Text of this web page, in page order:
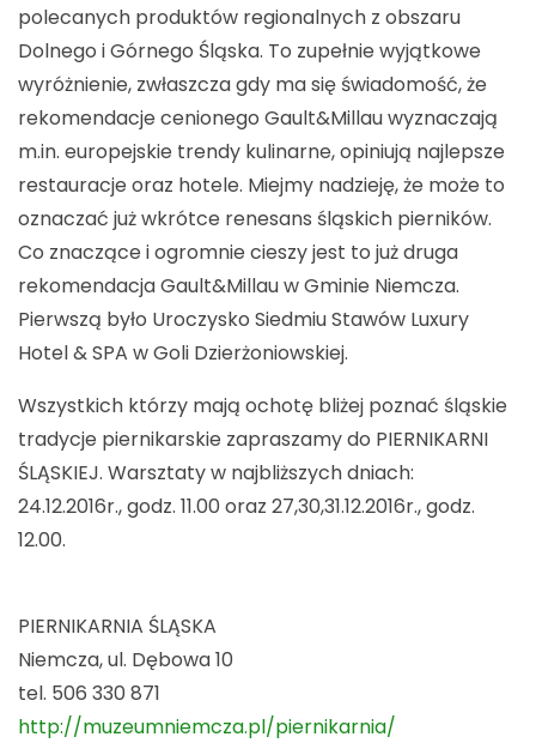
polecanych produktów regionalnych z obszaru
Dolnego i Górnego Śląska. To zupełnie wyjątkowe
wyróżnienie, zwłaszcza gdy ma się świadomość, że
rekomendacje cenionego Gault&Millau wyznaczają
m.in. europejskie trendy kulinarne, opiniują najlepsze
restauracje oraz hotele. Miejmy nadzieję, że może to
oznaczać już wkrótce renesans śląskich pierników.
Co znaczące i ogromnie cieszy jest to już druga
rekomendacja Gault&Millau w Gminie Niemcza.
Pierwszą było Uroczysko Siedmiu Stawów Luxury
Hotel & SPA w Goli Dzierżoniowskiej.
Wszystkich którzy mają ochotę bliżej poznać śląskie
tradycje piernikarskie zapraszamy do PIERNIKARNI
ŚLĄSKIEJ. Warsztaty w najbliższych dniach:
24.12.2016r., godz. 11.00 oraz 27,30,31.12.2016r., godz.
12.00.
PIERNIKARNIA ŚLĄSKA
Niemcza, ul. Dębowa 10
tel. 506 330 871
http://muzeumniemcza.pl/piernikarnia/